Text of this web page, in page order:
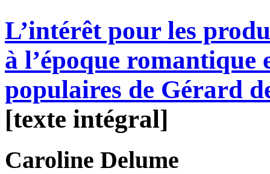
L’intérêt pour les
à l’époque romantique
populaires de Gérard
[texte intégral]
Caroline Delume